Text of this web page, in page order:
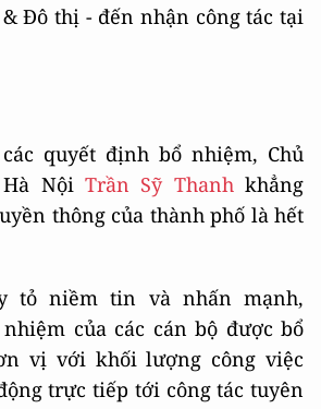
Đô thị - đến nhận công tác tại
quyết định bổ nhiệm, Chủ
Nội Trần Sỹ Thanh khẳng
thông của thành phố là hết
tỏ niềm tin và nhấn mạnh,
của các cán bộ được bổ
vị với khối lượng công việc
trực tiếp tới công tác tuyên